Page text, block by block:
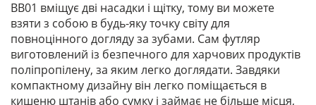
BB01 вміщує дві насадки і щітку, тому ви можете
взяти з собою в будь-яку точку світу для
повноцінного догляду за зубами. Сам футляр
виготовлений із безпечного для харчових продуктів
поліпропілену, за яким легко доглядати. Завдяки
компактному дизайну він легко поміщається в
кишеню штанів або сумку і займає не більше місця,